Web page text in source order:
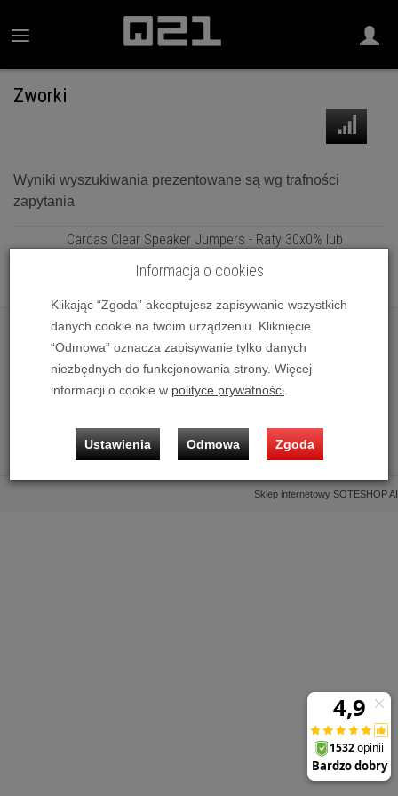
Zworki
Wyniki wyszukiwania prezentowane są wg trafności
zapytania
Cardas Clear Speaker Jumpers - Raty 30x0% lub
Informacje
Sklep internetowy SOTESHOP AI
Informacja o cookies
Klikając “Zgoda” akceptujesz zapisywanie wszystkich
danych cookie na twoim urządzeniu. Kliknięcie
“Odmowa” oznacza zapisywanie tylko danych
niezbędnych do funkcjonowania strony. Więcej
informacji o cookie w polityce prywatności
Ustawienia Odmowa Zgoda